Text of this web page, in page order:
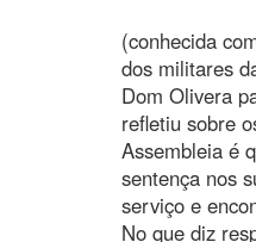
(conhecida
dos militares
Dom Olivera
refletiu sobre
Assembleia é
sentença nos
serviço e
No que diz